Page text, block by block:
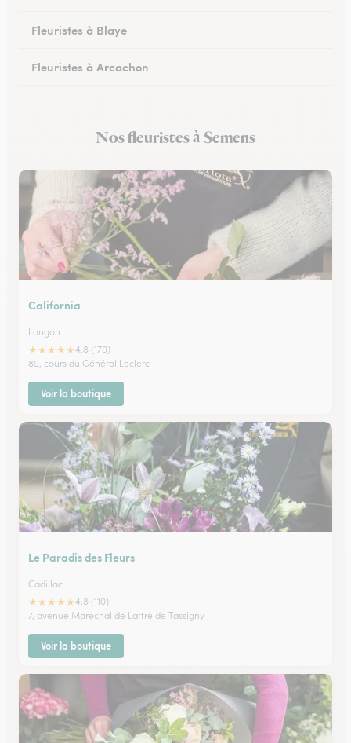
Fleuristes à Blaye
Fleuristes à Arcachon
Fleuristes à PessacNos fleuristes à Semens
California
Langon
★★★★★4.8 (170)
89, cours du Général Leclerc
Voir la boutique
Le Paradis des Fleurs
Cadillac
★★★★★4.8 (110)
7, avenue Maréchal de Lattre de Tassigny
Voir la boutique